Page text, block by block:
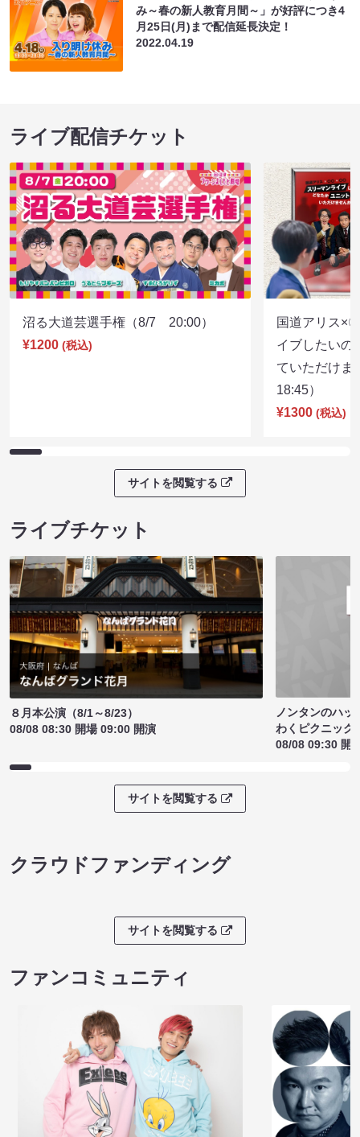
み～春の新人教育月間～」が好評につき4
月25日(月)まで配信延長決定！
2022.04.19
ライブ配信チケット
沼る大道芸選手権（8/7 20:00）
¥1200 (税込)
国道アリス×
イブしたいの
ていただけ
18:45）
¥1300 (税込)
サイトを閲覧する
ライブチケット
８月本公演（8/1～8/23）
08/08 08:30 開場 09:00 開演
ノンタンのハッ
わくピクニック
08/08 09:30 開
サイトを閲覧する
クラウドファンディング
サイトを閲覧する
ファンコミュニティ